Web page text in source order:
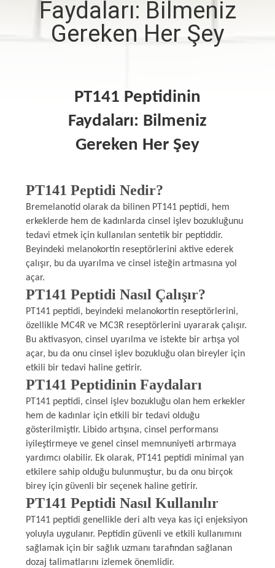
KONTROL
BIZIMLE
HABERLER
SITE
HARITASI
PRIVACY
POLICY
Faydaları: Bilmeniz
Gereken Her Şey
PT141 Peptidinin
Faydaları: Bilmeniz
Gereken Her Şey
PT141 Peptidi Nedir?
Bremelanotid olarak da bilinen PT141 peptidi, hem
erkeklerde hem de kadınlarda cinsel işlev bozukluğunu
tedavi etmek için kullanılan sentetik bir peptiddir.
Beyindeki melanokortin reseptörlerini aktive ederek
çalışır, bu da uyarılma ve cinsel isteğin artmasına yol
açar.
PT141 Peptidi Nasıl Çalışır?
PT141 peptidi, beyindeki melanokortin reseptörlerini,
özellikle MC4R ve MC3R reseptörlerini uyararak çalışır.
Bu aktivasyon, cinsel uyarılma ve istekte bir artışa yol
açar, bu da onu cinsel işlev bozukluğu olan bireyler için
etkili bir tedavi haline getirir.
PT141 Peptidinin Faydaları
PT141 peptidi, cinsel işlev bozukluğu olan hem erkekler
hem de kadınlar için etkili bir tedavi olduğu
gösterilmiştir. Libido artışına, cinsel performansı
iyileştirmeye ve genel cinsel memnuniyeti artırmaya
yardımcı olabilir. Ek olarak, PT141 peptidi minimal yan
etkilere sahip olduğu bulunmuştur, bu da onu birçok
birey için güvenli bir seçenek haline getirir.
PT141 Peptidi Nasıl Kullanılır
PT141 peptidi genellikle deri altı veya kas içi enjeksiyon
yoluyla uygulanır. Peptidin güvenli ve etkili kullanımını
sağlamak için bir sağlık uzmanı tarafından sağlanan
dozaj talimatlarını izlemek önemlidir.